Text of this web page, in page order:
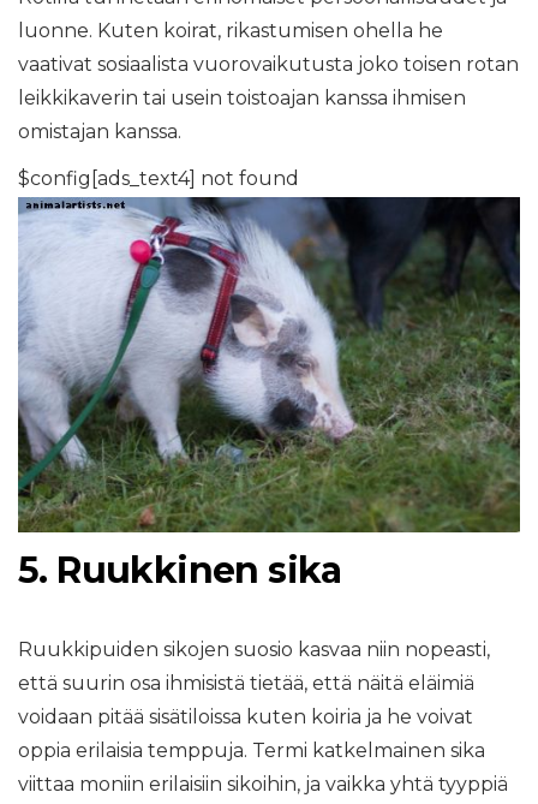
luonne. Kuten koirat, rikastumisen ohella he
vaativat sosiaalista vuorovaikutusta joko toisen rotan
leikkikaverin tai usein toistoajan kanssa ihmisen
omistajan kanssa.
$config[ads_text4] not found
5. Ruukkinen sika
Ruukkipuiden sikojen suosio kasvaa niin nopeasti,
että suurin osa ihmisistä tietää, että näitä eläimiä
voidaan pitää sisätiloissa kuten koiria ja he voivat
oppia erilaisia ​​temppuja. Termi katkelmainen sika
viittaa moniin erilaisiin sikoihin, ja vaikka yhtä tyyppiä